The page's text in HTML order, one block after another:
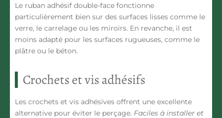
Le ruban adhésif double-face fonctionne
particulièrement bien sur des surfaces lisses comme le
verre, le carrelage ou les miroirs. En revanche, il est
moins adapté pour les surfaces rugueuses, comme le
plâtre ou le béton.
Crochets et vis adhésifs
Les crochets et vis adhésives offrent une excellente
alternative pour éviter le perçage. Faciles à installer et